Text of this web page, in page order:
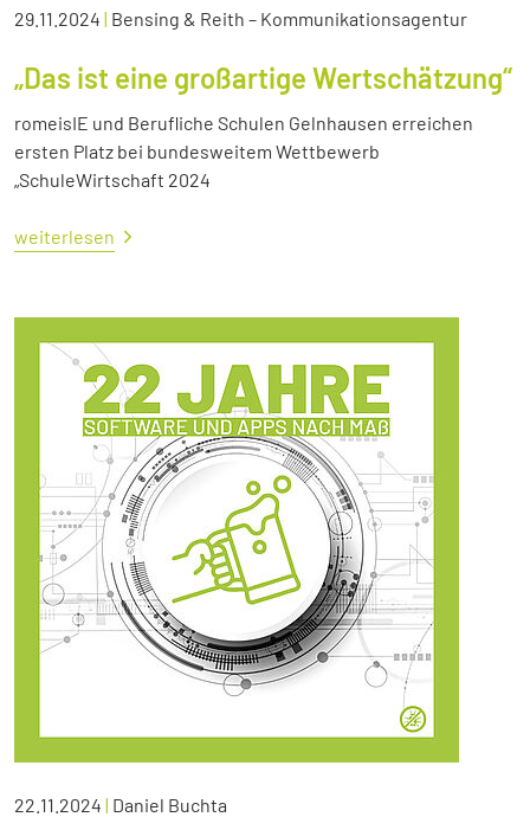
29.11.2024 | Bensing & Reith – Kommunikationsagentur
„Das ist eine großartige Wertschätzung“
romeisIE und Berufliche Schulen Gelnhausen erreichen
ersten Platz bei bundesweitem Wettbewerb
„SchuleWirtschaft 2024
weiterlesen
22.11.2024 | Daniel Buchta